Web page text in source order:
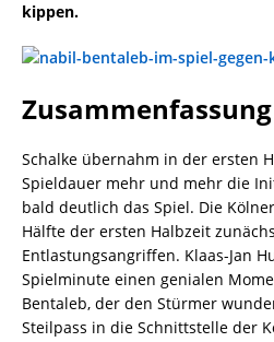
kippen.
Zusammenfassung
Schalke übernahm in der ersten
Spieldauer mehr und mehr die
bald deutlich das Spiel. Die
Hälfte der ersten Halbzeit
Entlastungsangriffen. Klaas-Jan
Spielminute einen genialen
Bentaleb, der den Stürmer
Steilpass in die Schnittstelle der